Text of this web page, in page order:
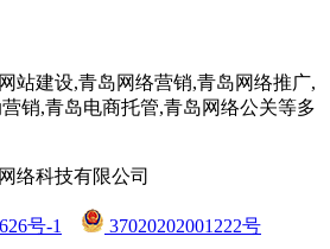
站建设,青岛网络营销,青岛网络推广,
销,青岛电商托管,青岛网络公关等多
络科技有限公司
号-1 37020202001222号